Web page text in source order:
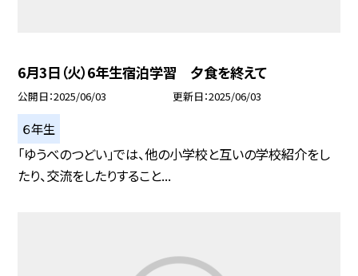
6月3日（火）6年生宿泊学習 夕食を終えて
公開日 2025/06/03 更新日 2025/06/03
６年生
「ゆうべのつどい」では、他の小学校と互いの学校紹介をし
たり、交流をしたりすること...